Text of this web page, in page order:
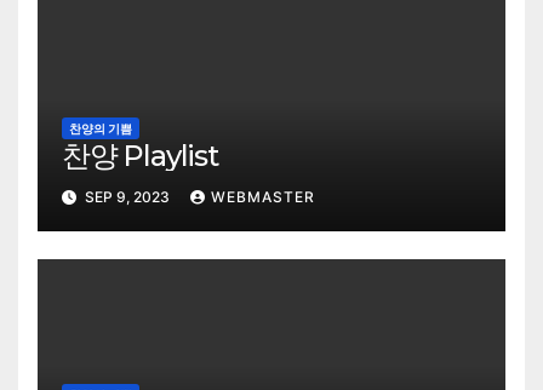
찬양의 기쁨
찬양 Playlist
SEP 9, 2023 WEBMASTER